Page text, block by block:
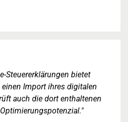
Steuererklärungen bietet
Import ihres digitalen
auch die dort enthaltenen